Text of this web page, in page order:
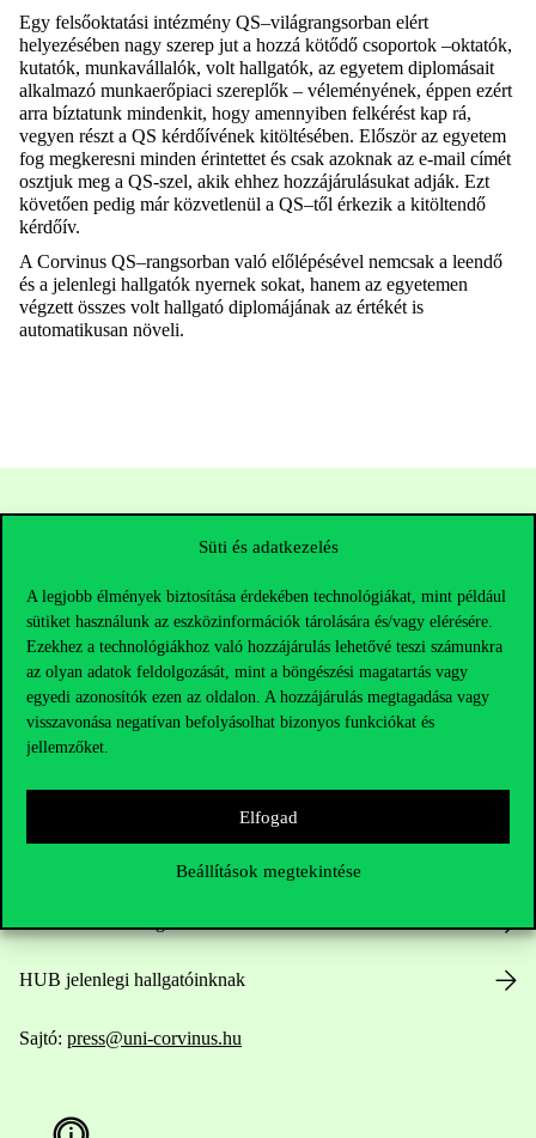
Süti és adatkezelés
A legjobb élmények biztosítása érdekében technológiákat, mint például
sütiket használunk az eszközinformációk tárolására és/vagy elérésére.
Ezekhez a technológiákhoz való hozzájárulás lehetővé teszi számunkra
az olyan adatok feldolgozását, mint a böngészési magatartás vagy
egyedi azonosítók ezen az oldalon. A hozzájárulás megtagadása vagy
visszavonása negatívan befolyásolhat bizonyos funkciókat és
jellemzőket.
Elfogad
Beállítások megtekintése
Egy felsőoktatási intézmény QS–világrangsorban elért
helyezésében nagy szerep jut a hozzá kötődő csoportok –oktatók,
kutatók, munkavállalók, volt hallgatók, az egyetem diplomásait
alkalmazó munkaerőpiaci szereplők – véleményének, éppen ezért
arra bíztatunk mindenkit, hogy amennyiben felkérést kap rá,
vegyen részt a QS kérdőívének kitöltésében. Először az egyetem
fog megkeresni minden érintettet és csak azoknak az e-mail címét
osztjuk meg a QS-szel, akik ehhez hozzájárulásukat adják. Ezt
követően pedig már közvetlenül a QS–től érkezik a kitöltendő
kérdőív.
A Corvinus QS–rangsorban való előlépésével nemcsak a leendő
és a jelenlegi hallgatók nyernek sokat, hanem az egyetemen
végzett összes volt hallgató diplomájának az értékét is
automatikusan növeli.
Elérhetőségek
Kérdésed van a felvételivel kapcsolatban?
HUB jelenlegi hallgatóinknak
Sajtó: press@uni-corvinus.hu